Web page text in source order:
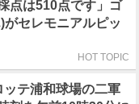
点は510点です」ゴ
がセレモニアルピッ
HOT TOPIC
ッテ浦和球場の二軍